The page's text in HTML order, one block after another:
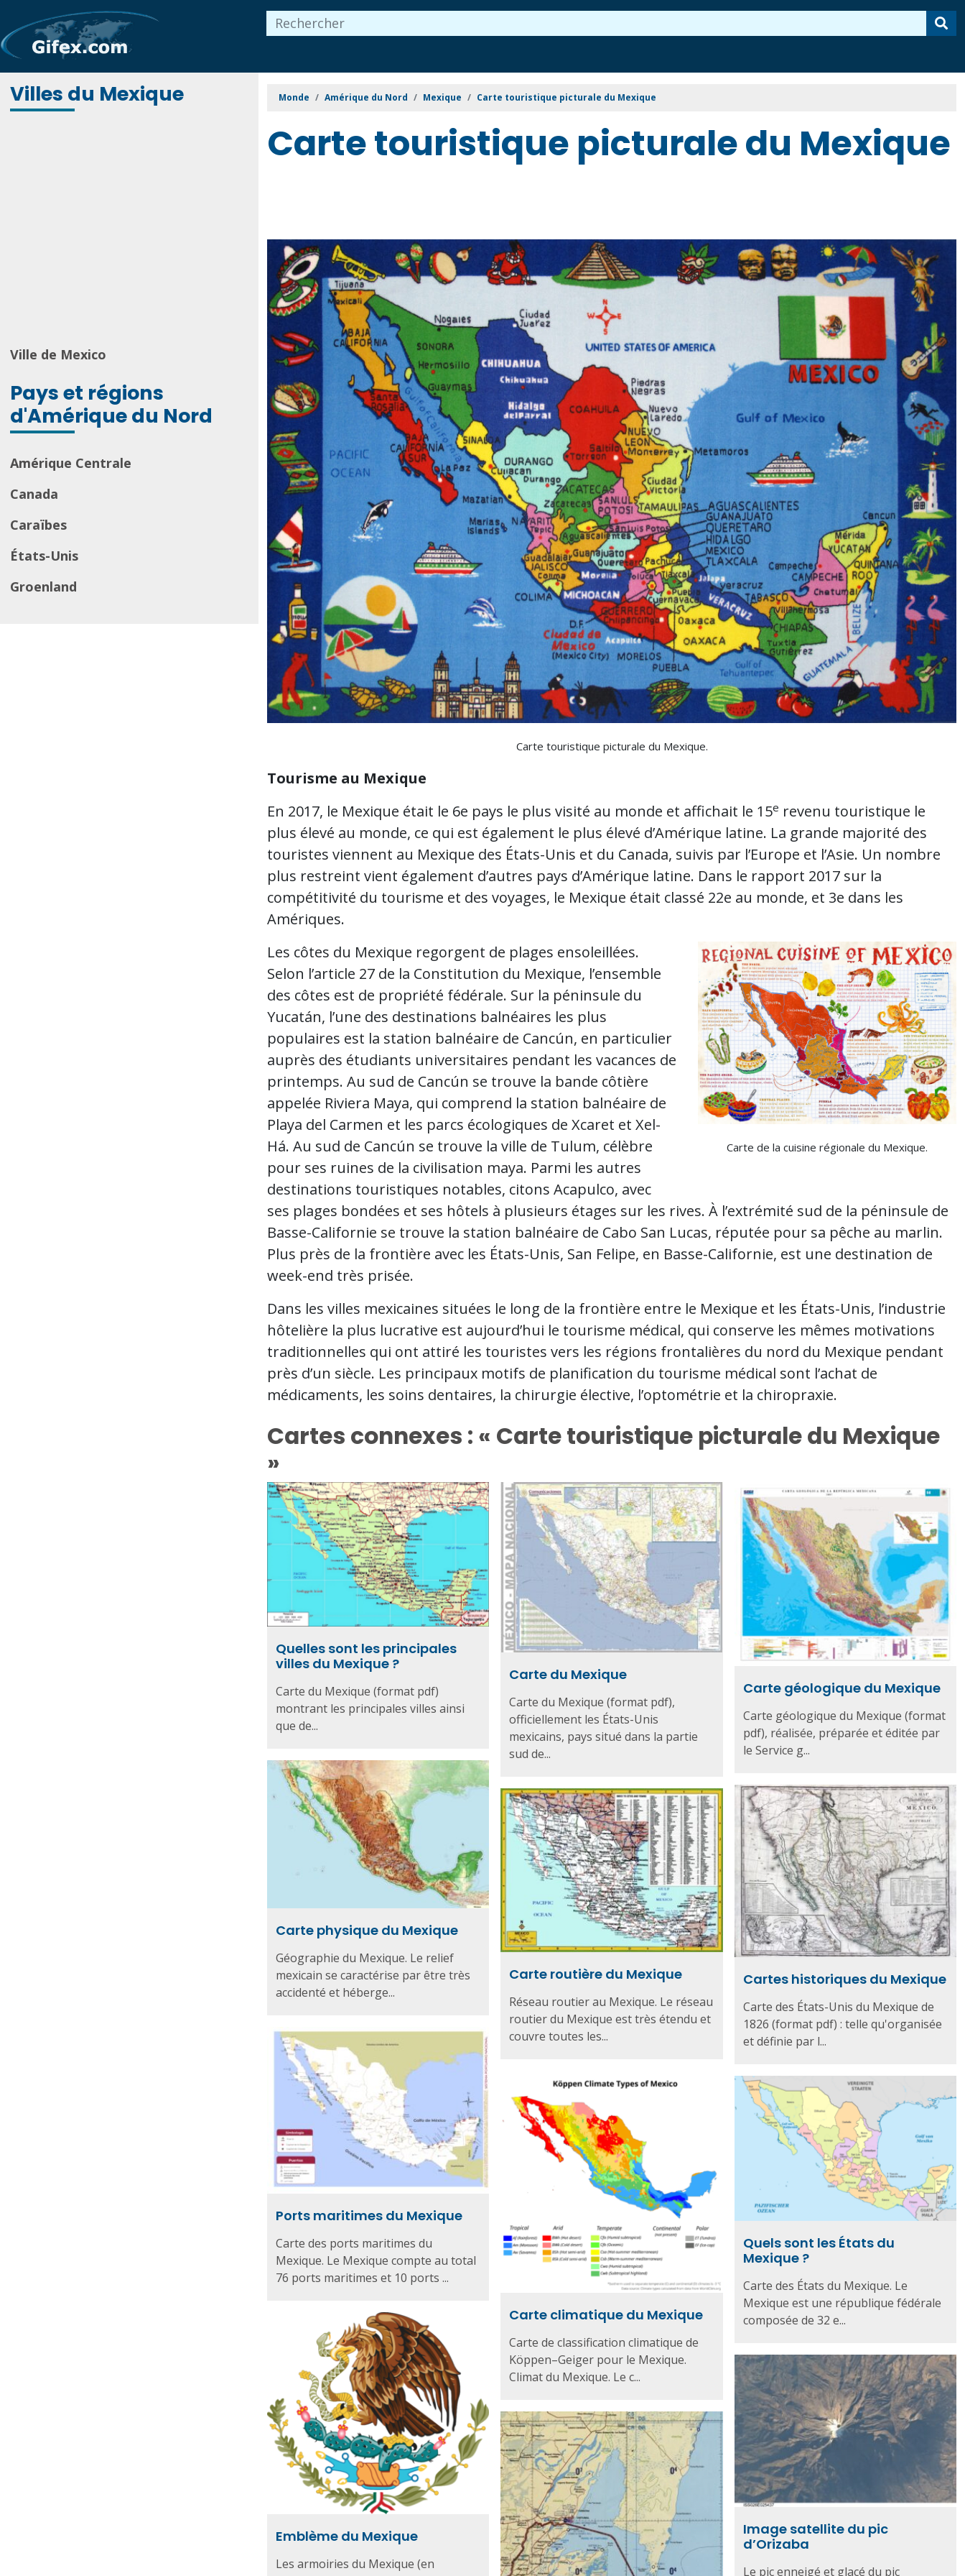
Villes du Mexique
Ville de Mexico
Pays et régions
d'Amérique du Nord
Amérique Centrale
Canada
Caraïbes
États-Unis
Groenland
Monde Amérique du Nord Mexique Carte touristique picturale du Mexique
Carte touristique picturale du Mexique
Carte touristique picturale du Mexique.
Tourisme au Mexique
En 2017, le Mexique était le 6e pays le plus visité au monde et affichait le 15e revenu touristique le
plus élevé au monde, ce qui est également le plus élevé d’Amérique latine. La grande majorité des
touristes viennent au Mexique des États-Unis et du Canada, suivis par l’Europe et l’Asie. Un nombre
plus restreint vient également d’autres pays d’Amérique latine. Dans le rapport 2017 sur la
compétitivité du tourisme et des voyages, le Mexique était classé 22e au monde, et 3e dans les
Amériques.
Carte de la cuisine régionale du Mexique.
Les côtes du Mexique regorgent de plages ensoleillées.
Selon l’article 27 de la Constitution du Mexique, l’ensemble
des côtes est de propriété fédérale. Sur la péninsule du
Yucatán, l’une des destinations balnéaires les plus
populaires est la station balnéaire de Cancún, en particulier
auprès des étudiants universitaires pendant les vacances de
printemps. Au sud de Cancún se trouve la bande côtière
appelée Riviera Maya, qui comprend la station balnéaire de
Playa del Carmen et les parcs écologiques de Xcaret et Xel-
Há. Au sud de Cancún se trouve la ville de Tulum, célèbre
pour ses ruines de la civilisation maya. Parmi les autres
destinations touristiques notables, citons Acapulco, avec
ses plages bondées et ses hôtels à plusieurs étages sur les rives. À l’extrémité sud de la péninsule de
Basse-Californie se trouve la station balnéaire de Cabo San Lucas, réputée pour sa pêche au marlin.
Plus près de la frontière avec les États-Unis, San Felipe, en Basse-Californie, est une destination de
week-end très prisée.
Dans les villes mexicaines situées le long de la frontière entre le Mexique et les États-Unis, l’industrie
hôtelière la plus lucrative est aujourd’hui le tourisme médical, qui conserve les mêmes motivations
traditionnelles qui ont attiré les touristes vers les régions frontalières du nord du Mexique pendant
près d’un siècle. Les principaux motifs de planification du tourisme médical sont l’achat de
médicaments, les soins dentaires, la chirurgie élective, l’optométrie et la chiropraxie.
Cartes connexes : « Carte touristique picturale du Mexique
»
Quelles sont les principales
villes du Mexique ?
Carte du Mexique (format pdf)
montrant les principales villes ainsi
que de...
Carte du Mexique
Carte du Mexique (format pdf),
officiellement les États-Unis
mexicains, pays situé dans la partie
sud de...
Carte géologique du Mexique
Carte géologique du Mexique (format
pdf), réalisée, préparée et éditée par
le Service g...
Carte physique du Mexique
Géographie du Mexique. Le relief
mexicain se caractérise par être très
accidenté et héberge...
Cartes historiques du Mexique
Carte des États-Unis du Mexique de
1826 (format pdf) : telle qu'organisée
et définie par l...
Carte routière du Mexique
Réseau routier au Mexique. Le réseau
routier du Mexique est très étendu et
couvre toutes les...
Ports maritimes du Mexique
Carte des ports maritimes du
Mexique. Le Mexique compte au total
76 ports maritimes et 10 ports ...
Carte climatique du Mexique
Carte de classification climatique de
Köppen–Geiger pour le Mexique.
Climat du Mexique. Le c...
Quels sont les États du
Mexique ?
Carte des États du Mexique. Le
Mexique est une république fédérale
composée de 32 e...
Emblème du Mexique
Les armoiries du Mexique (en
Image satellite du pic
d’Orizaba
Le pic enneigé et glacé du pic